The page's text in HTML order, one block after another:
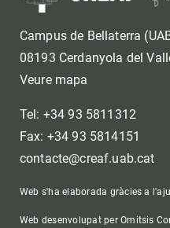
Campus de Bellaterra
08193 Cerdanyola del
Veure mapa
Tel: +34 93 5811312
Fax: +34 93 5814151
contacte@creaf.uab.cat
Web s'ha elaborada gràcies a
Web desenvolupat per Omitsis